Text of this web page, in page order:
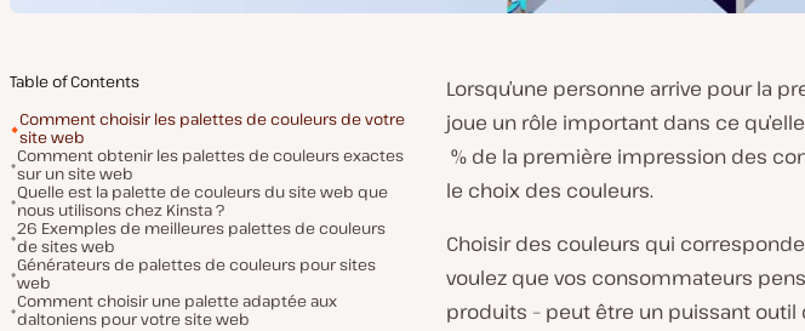
Table of Contents
Comment choisir les palettes de couleurs de votre
site web
Comment obtenir les palettes de couleurs exactes
sur un site web
Quelle est la palette de couleurs du site web que
nous utilisons chez Kinsta ?
26 Exemples de meilleures palettes de couleurs
de sites web
Générateurs de palettes de couleurs pour sites
web
Comment choisir une palette adaptée aux
daltoniens pour votre site web
Lorsqu’une personne arrive pour la
joue un rôle important dans ce
% de la première impression des
le choix des couleurs.
Choisir des couleurs qui
voulez que vos consommateurs
produits – peut être un puissant